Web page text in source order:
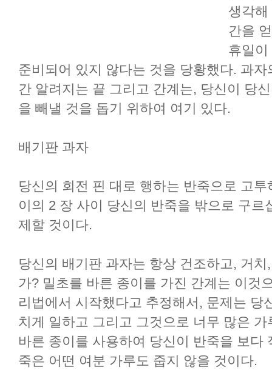
생각해
간을
휴일
준비되어 있지 않다는 것을 당황했다. 과
간 알려지는 끝 그리고 간계는, 당신이 당
을 빼낼 것을 돕기 위하여 여기 있다.
배기판 과자
당신의 회전 핀 대로 행하는 반죽으로 고
이의 2 장 사이 당신의 반죽을 밖으로 구
제할 것이다.
당신의 배기판 과자는 항상 건조하고, 거
가? 밀초를 바른 종이를 가진 간계는 이것
리법에서 시작했다고 추정해서, 문제는 당
치게 일하고 그리고 그것으로 너무 많은
바른 종이를 사용하여 당신이 반죽을 보다
죽은 어떤 여분 가루도 줍지 않을 것이다.